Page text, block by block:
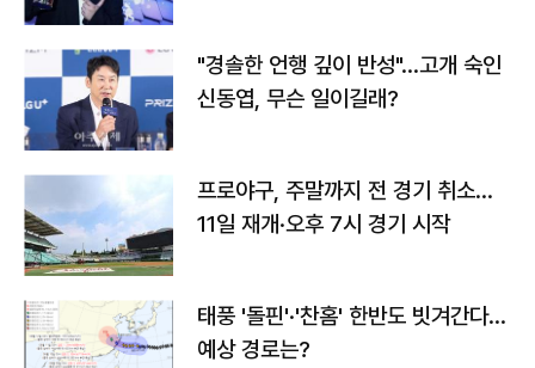
"경솔한 언행 깊이 반성"…고개 숙인
신동엽, 무슨 일이길래?
프로야구, 주말까지 전 경기 취소…
11일 재개·오후 7시 경기 시작
태풍 '돌핀'·'찬홈' 한반도 빗겨간다…
예상 경로는?